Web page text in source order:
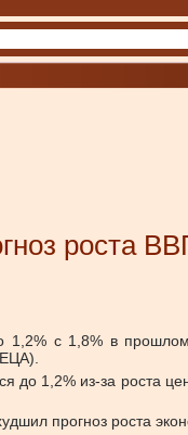
роста
1,2% с 1,8% в
до 1,2% из-за роста
прогноз роста